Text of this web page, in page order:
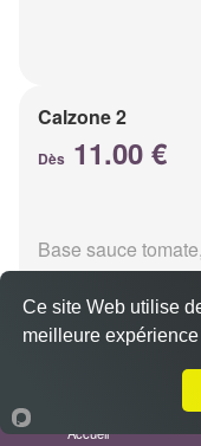
Calzone 2
Dès 11.00 €
Base sauce
Accueil
Ce site Web utilise
meilleure